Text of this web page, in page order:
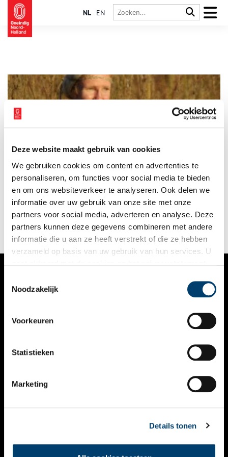
Deze website maakt gebruik van cookies
We gebruiken cookies om content en advertenties te
personaliseren, om functies voor social media te bieden
en om ons websiteverkeer te analyseren. Ook delen we
informatie over uw gebruik van onze site met onze
partners voor social media, adverteren en analyse. Deze
partners kunnen deze gegevens combineren met andere
informatie die u aan ze heeft verstrekt of die ze hebben
verzameld op basis van uw gebruik van hun services. U
Noodzakelijk
Voorkeuren
Statistieken
Marketing
Details tonen
NL EN
De familietentoonstelling ‘Liefs van Julia’ in Huis van Hilde
toont topvondsten uit de Bronstijd, gevonden bij de aanleg
van de Westfrisiaweg. Deze grote archeologische opgraving
geeft ons een goed beeld van Julia en het landschap waarin zij
leefde.
VERHALEN
KALENDER
THEMA’S
VIDEO’S
CONTACT